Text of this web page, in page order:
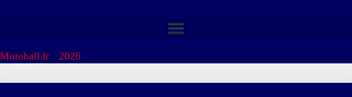
Motoball.fr> 2026